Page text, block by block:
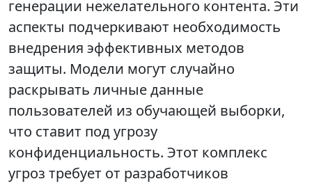
генерации нежелательного контента. Эти
аспекты подчеркивают необходимость
внедрения эффективных методов
защиты. Модели могут случайно
раскрывать личные данные
пользователей из обучающей выборки,
что ставит под угрозу
конфиденциальность. Этот комплекс
угроз требует от разработчиков